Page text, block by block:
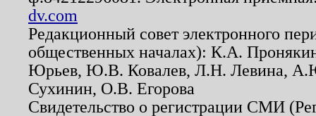
dv.com
Редакционный совет электронного
общественных началах): К.А.
Юрьев, Ю.В. Ковалев, Л.Н. Левина,
Сухинин, О.В. Егорова
Свидетельство о регистрации СМИ